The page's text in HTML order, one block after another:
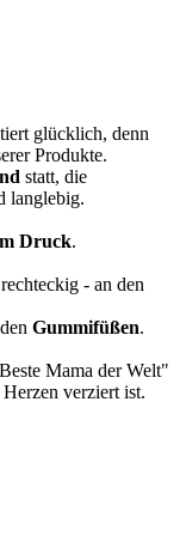
glücklich, denn
Produkte.
statt, die
langlebig.
Druck.
- an den
Gummifüßen.
Mama der Welt"
verziert ist.